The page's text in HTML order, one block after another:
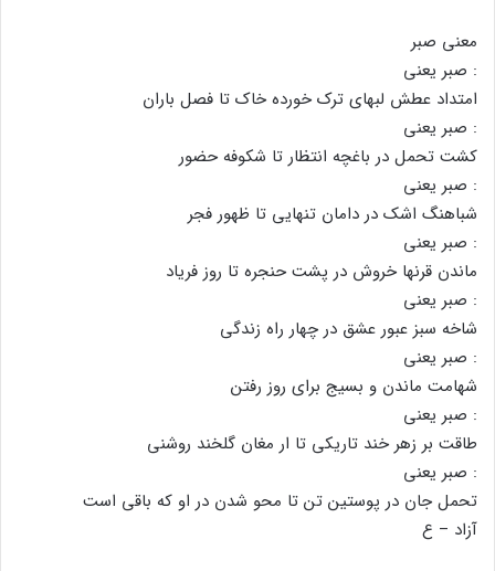
معنى صبر
: صبر یعنى
امتداد عطش لبهاى ترک خورده خاک تا فصل باران
: صبر یعنى
کشت تحمل در باغچه انتظار تا شکوفه حضور
: صبر یعنى
شباهنگ اشک در دامان تنهایى تا ظهور فجر
: صبر یعنى
ماندن قرنها خروش در پشت حنجره تا روز فریاد
: صبر یعنى
شاخه سبز عبور عشق در چهار راه زندگى
: صبر یعنى
شهامت ماندن و بسیج براى روز رفتن
: صبر یعنى
طاقت بر زهر خند تاریکى تا ار مغان گلخند روشنى
: صبر یعنى
تحمل جان در پوستین تن تا محو شدن در او که باقى است
آزاد – ع